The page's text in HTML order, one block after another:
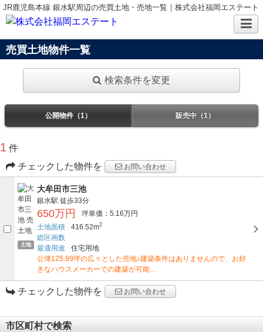
JR鹿児島本線 銀水駅周辺の売買土地・売地一覧｜株式会社福岡エステート
売買土地物件一覧
検索条件を変更
公開物件（1） 販売中（1）
1 件
チェックした物件を
お問い合わせ
土地
大牟田市三池
銀水駅 徒歩33分
650万円
坪単価：5.16万円
土地面積
416.52m2
総区画数
最適用途
住宅用地
公簿125.99坪の広々とした売地♪建築条件はありませんので、お好
きなハウスメーカーでの建築が可能…
チェックした物件を お問い合わせ
市区町村で検索